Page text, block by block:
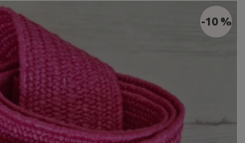
-10 %